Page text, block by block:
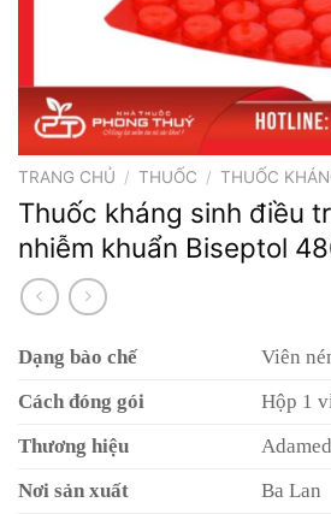
TRANG CHỦ / THUỐC / THUỐC
Thuốc kháng sinh điều
nhiễm khuẩn Biseptol
Dạng bào chế
Viên
Cách đóng gói
Hộp 1
Thương hiệu
Nơi sản xuất
Ba Lan